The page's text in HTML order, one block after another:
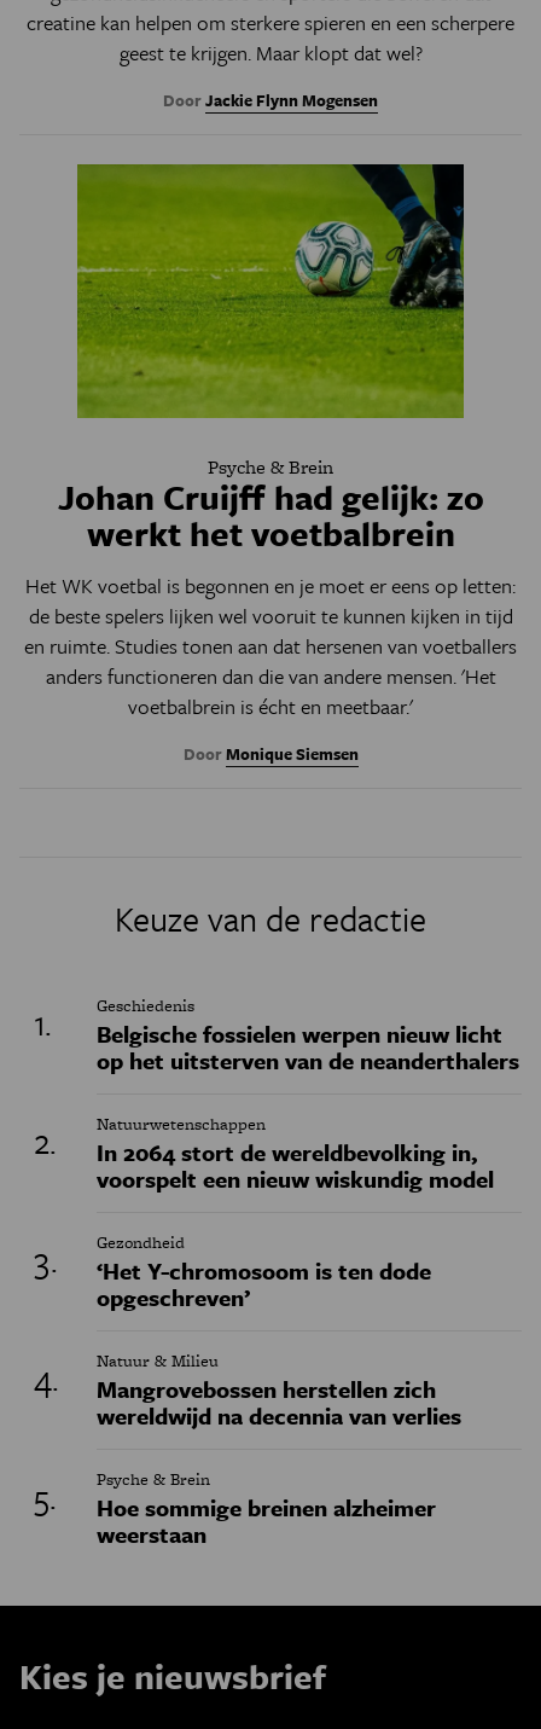
creatine kan helpen om sterkere spieren en een scherpere
geest te krijgen. Maar klopt dat wel?
DoorJackie Flynn Mogensen
Psyche & Brein
Johan Cruijff had gelijk: zo
werkt het voetbalbrein
Het WK voetbal is begonnen en je moet er eens op letten:
de beste spelers lijken wel vooruit te kunnen kijken in tijd
en ruimte. Studies tonen aan dat hersenen van voetballers
anders functioneren dan die van andere mensen. 'Het
voetbalbrein is écht en meetbaar.'
DoorMonique Siemsen
Keuze van de redactie
Geschiedenis
Belgische fossielen werpen nieuw licht
op het uitsterven van de neanderthalers
Natuurwetenschappen
In 2064 stort de wereldbevolking in,
voorspelt een nieuw wiskundig model
Gezondheid
‘Het Y-chromosoom is ten dode
opgeschreven’
Natuur & Milieu
Mangrovebossen herstellen zich
wereldwijd na decennia van verlies
Psyche & Brein
Hoe sommige breinen alzheimer
weerstaan
Kies je nieuwsbrief